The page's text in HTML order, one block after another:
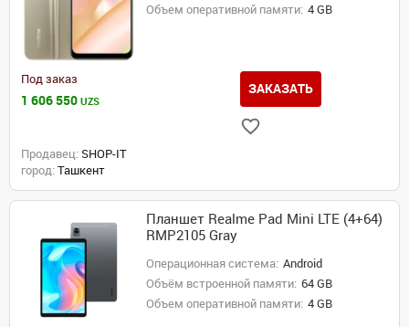
Объем оперативной памяти: 4 GB
Под заказ
1 606 550 UZS
ЗАКАЗАТЬ
Продавец: SHOP-IT
город: Ташкент
Планшет Realme Pad Mini LTE (4+64)
RMP2105 Gray
Операционная система: Android
Объём встроенной памяти: 64 GB
Объем оперативной памяти: 4 GB